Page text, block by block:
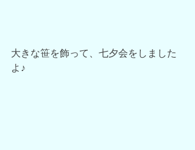
大きな笹を飾って、七夕会をしました
よ♪